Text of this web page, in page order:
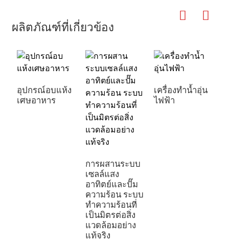
ผลิตภัณฑ์ที่เกี่ยวข้อง
อุปกรณ์อบแห้ง
เศษอาหาร
การผสานระบบ
เซลล์แสง
อาทิตย์และปั๊ม
ความร้อน ระบบ
ทำความร้อนที่
เป็นมิตรต่อสิ่ง
แวดล้อมอย่าง
แท้จริง
เครื่องทำน้ำอุ่น
ไฟฟ้า